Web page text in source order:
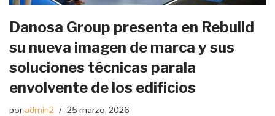
Danosa Group presenta en Rebuild
su nueva imagen de marca y sus
soluciones técnicas parala
envolvente de los edificios
por admin2 25 marzo, 2026